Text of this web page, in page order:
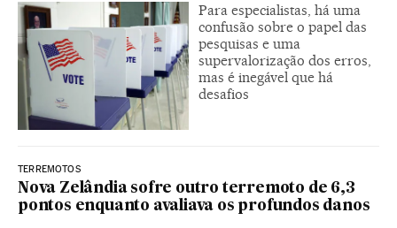
Para especialistas, há uma
confusão sobre o papel das
pesquisas e uma
supervalorização dos erros,
mas é inegável que há
desafios
TERREMOTOS
Nova Zelândia sofre outro terremoto de 6,3
pontos enquanto avaliava os profundos danos